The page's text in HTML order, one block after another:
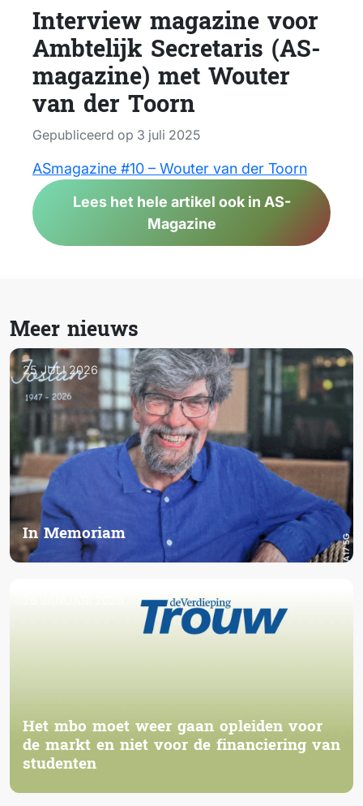
Interview magazine voor
Ambtelijk Secretaris (AS-
magazine) met Wouter
van der Toorn
Gepubliceerd op 3 juli 2025
ASmagazine #10 – Wouter van der Toorn
Lees het hele artikel ook in AS-
Magazine
Meer nieuws
25 JULI 2026
In Memoriam
Het mbo moet weer gaan opleiden voor
de markt en niet voor de financiering van
studenten